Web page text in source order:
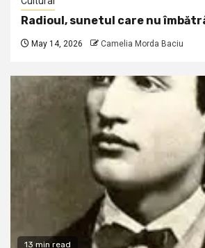
Radioul, sunetul care nu
May 14, 2026 Camelia Morda Baciu
13 min read